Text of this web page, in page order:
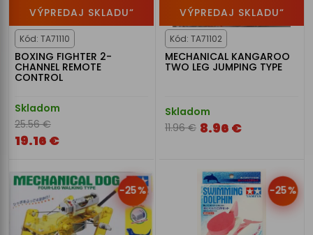
VÝPREDAJ SKLADU“
Kód: TA71110
BOXING FIGHTER 2-
CHANNEL REMOTE
CONTROL
Skladom
25.56 €
19.16 €
VÝPREDAJ SKLADU“
Kód: TA71102
MECHANICAL KANGAROO
TWO LEG JUMPING TYPE
Skladom
11.96 € 8.96 €
-25% -25%